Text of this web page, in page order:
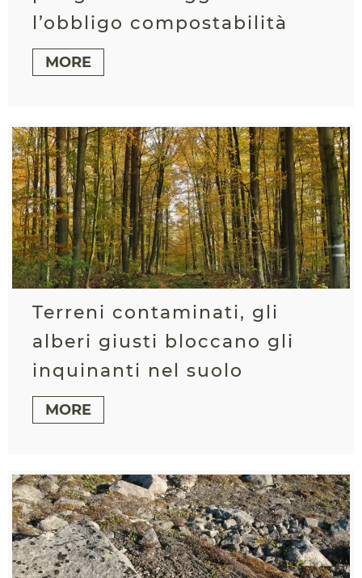
l’obbligo compostabilità
MORE
Terreni contaminati, gli
alberi giusti bloccano gli
inquinanti nel suolo
MORE